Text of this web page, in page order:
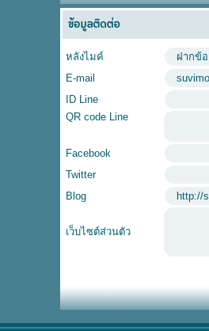
หลังไมค์
ฝากข้
E-mail
ID Line
QR code Line
Facebook
Twitter
Blog
http://
เว็บไซต์ส่วนตัว